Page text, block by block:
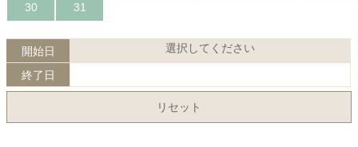
30 31
開始日 選択してください
終了日
リセット